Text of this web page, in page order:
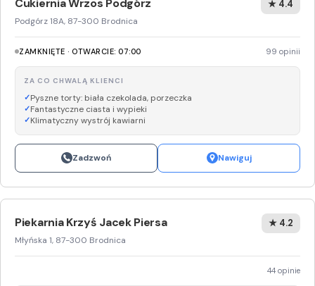
Podgórz 18A, 87-300 Brodnica
★ 4.4
ZAMKNIĘTE · OTWARCIE: 07:00 99 opinii
ZA CO CHWALĄ KLIENCI
Pyszne torty: biała czekolada, porzeczka
Fantastyczne ciasta i wypieki
Klimatyczny wystrój kawiarni
Zadzwoń Nawiguj
Piekarnia Krzyś Jacek Piersa
Młyńska 1, 87-300 Brodnica
★ 4.2
44 opinie